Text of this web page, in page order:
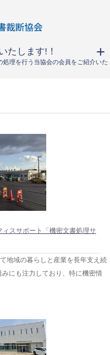
たします!！
理を行う当協会の会員をご紹介いた
ィスサポート「機密文書処理サ
地域の暮らしと産業を長年支え続
にも注力しており、特に機密情